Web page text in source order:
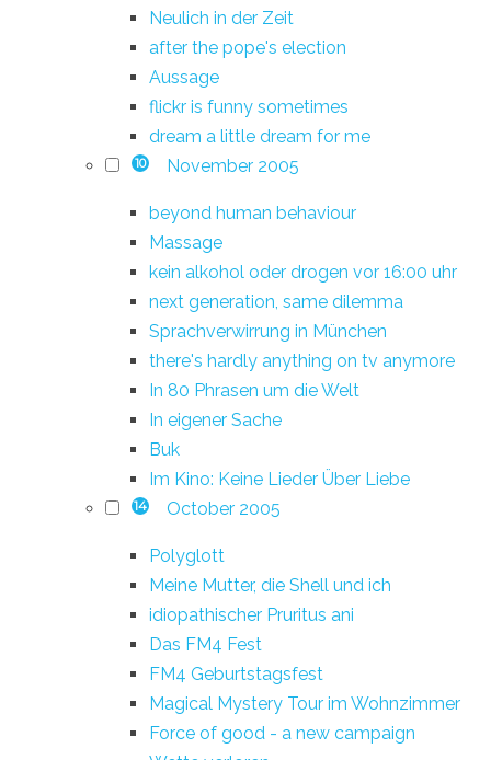
Neulich in der Zeit
after the pope's election
Aussage
flickr is funny sometimes
dream a little dream for me
10 November 2005
beyond human behaviour
Massage
kein alkohol oder drogen vor 16:00 uhr
next generation, same dilemma
Sprachverwirrung in München
there's hardly anything on tv anymore
In 80 Phrasen um die Welt
In eigener Sache
Buk
Im Kino: Keine Lieder Über Liebe
14 October 2005
Polyglott
Meine Mutter, die Shell und ich
idiopathischer Pruritus ani
Das FM4 Fest
FM4 Geburtstagsfest
Magical Mystery Tour im Wohnzimmer
Force of good - a new campaign